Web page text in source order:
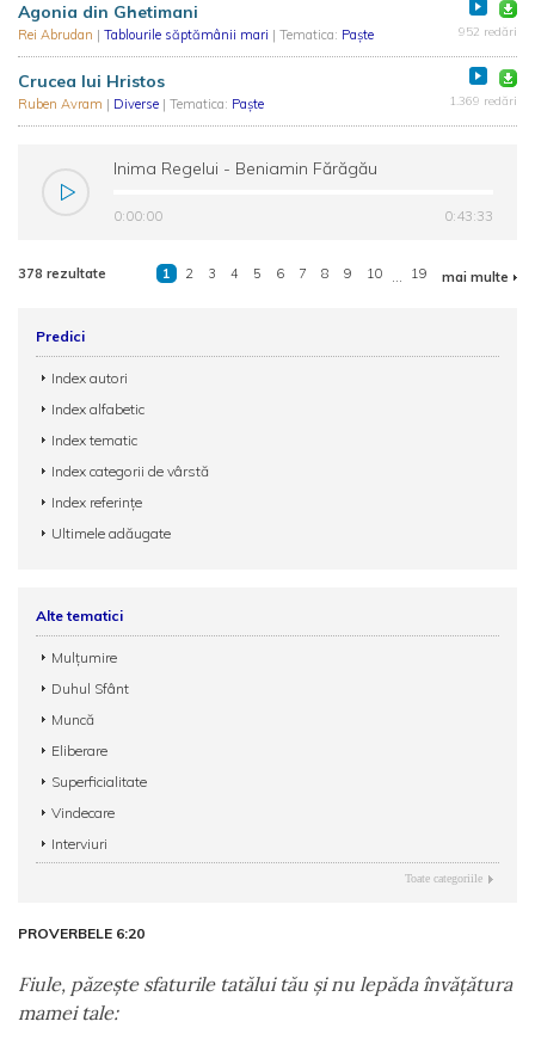
Agonia din Ghetimani
Rei Abrudan | Tablourile săptămânii mari | Tematica: Paște 952 redări
Crucea lui Hristos
Ruben Avram | Diverse | Tematica: Paște 1.369 redări
Inima Regelui - Beniamin Fărăgău
0:00:00 0:43:33
378 rezultate 1 2 3 4 5 6 7 8 9 10 ... 19 mai multe
Predici
Index autori
Index alfabetic
Index tematic
Index categorii de vârstă
Index referințe
Ultimele adăugate
Alte tematici
Mulțumire
Duhul Sfânt
Muncă
Eliberare
Superficialitate
Vindecare
Interviuri
Toate categoriile
PROVERBELE 6:20
Fiule, păzeşte sfaturile tatălui tău şi nu lepăda învăţătura
mamei tale: